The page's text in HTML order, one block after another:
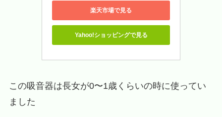
楽天市場で見る
Yahoo!ショッピングで見る
この吸音器は長女が0〜1歳くらいの時に使ってい
ました